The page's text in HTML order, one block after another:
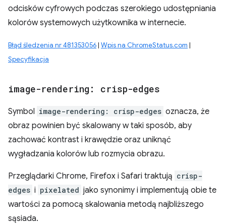
odcisków cyfrowych podczas szerokiego udostępniania
kolorów systemowych użytkownika w internecie.
Błąd śledzenia nr 481353056| Wpis na ChromeStatus.com |
Specyfikacja
image-rendering: crisp-edges
Symbol image-rendering: crisp-edges oznacza, że
obraz powinien być skalowany w taki sposób, aby
zachować kontrast i krawędzie oraz uniknąć
wygładzania kolorów lub rozmycia obrazu.
Przeglądarki Chrome, Firefox i Safari traktują crisp-
edges i pixelated jako synonimy i implementują obie te
wartości za pomocą skalowania metodą najbliższego
sąsiada.